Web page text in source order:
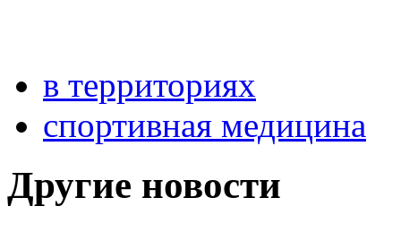
в территориях
спортивная медицина
Другие новости